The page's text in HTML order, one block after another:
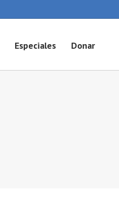
Especiales Donar